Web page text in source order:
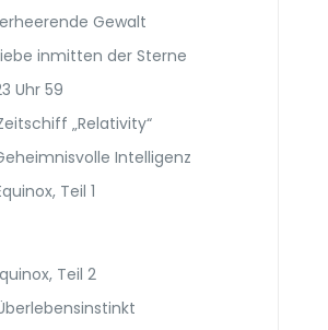
Gewalt
inmitten der Sterne
Uhr 59
„Relativity“
Intelligenz
Teil 1
Teil 2